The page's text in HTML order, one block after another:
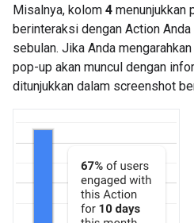
Misalnya, kolom 4 menunjukkan
berinteraksi dengan Action
sebulan. Jika Anda
pop-up akan muncul dengan
ditunjukkan dalam screenshot